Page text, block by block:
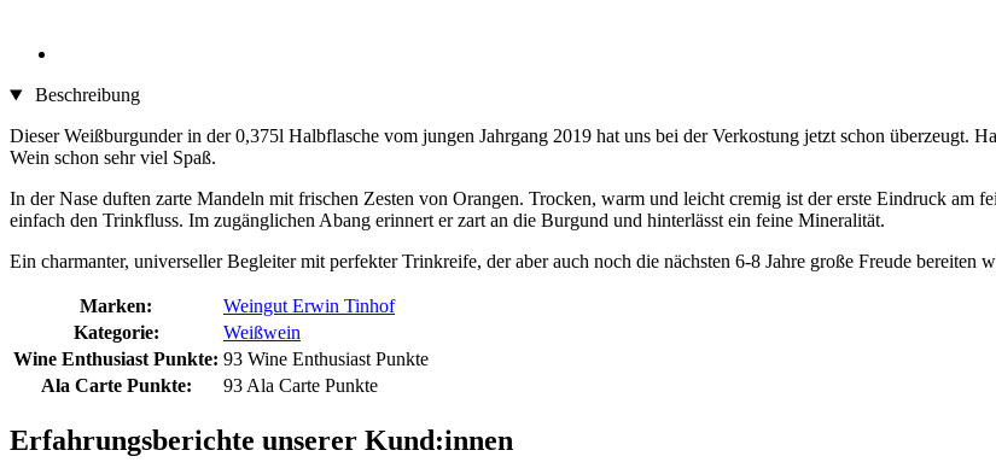
Beschreibung
Dieser Weißburgunder in der 0,375l Halbflasche vom jungen Jahrgang 2019 hat uns bei der Verkostung jetzt schon überzeugt.
Wein schon sehr viel Spaß.
In der Nase duften zarte Mandeln mit frischen Zesten von Orangen. Trocken, warm und leicht cremig ist der erste Eindruck am
einfach den Trinkfluss. Im zugänglichen Abang erinnert er zart an die Burgund und hinterlässt ein feine Mineralität.
Ein charmanter, universeller Begleiter mit perfekter Trinkreife, der aber auch noch die nächsten 6-8 Jahre große Freude bereiten
Marken:
Weingut Erwin Tinhof
Kategorie:
Weißwein
Wine Enthusiast Punkte: 93 Wine Enthusiast Punkte
Ala Carte Punkte:
93 Ala Carte Punkte
Erfahrungsberichte unserer Kund:innen